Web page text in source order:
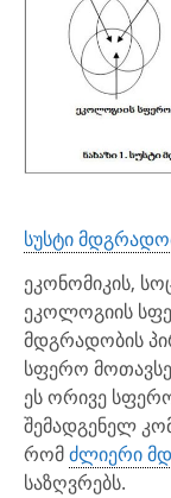
სუსტი
ეკონომიკის,
ეკოლოგიის
მდგრადობის
სფერო
ეს ორივე
შემადგენელ
რომძლიერი
საზღვრებს.